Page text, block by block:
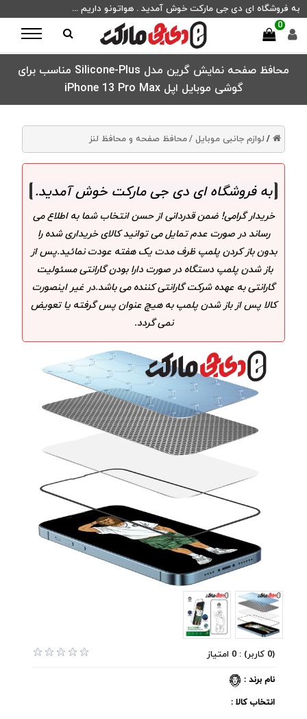
به فروشگاه ای دی جی مارکت خوش آمدید . هواتونو داریم ...
0
محافظ صفحه نمایش گرین مدل Silicone-Plus مناسب برای
گوشی موبایل اپل iPhone 13 Pro Max
/ لوازم جانبی موبایل /محافظ صفحه و محافظ لنز
به فروشگاه ای دی جی مارکت خوش آمدید.
خریدار گرامی! ضمن قدردانی از حسن انتخاب شما به اطلاع می
رساند در صورت عدم تمایل می توانید کالای خریداری شده را
بدون باز کردن پلمپ ظرف مدت یک هفته عودت نمائید.پس از
باز شدن پلمپ دستگاه در صورت دارا بودن گارانتی مسئولیت
گارانتی به عهده شرکت گارانتی کننده می باشد.در غیر اینصورت
کالا پس از باز شدن پلمپ به هیچ عنوان پس گرفته یا تعویض
نمی گردد.
(0 کاربر) : 0 امتیاز
نام برند :
انتخاب کالا :